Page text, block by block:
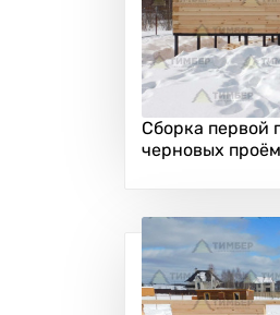
Сборка первой
черновых